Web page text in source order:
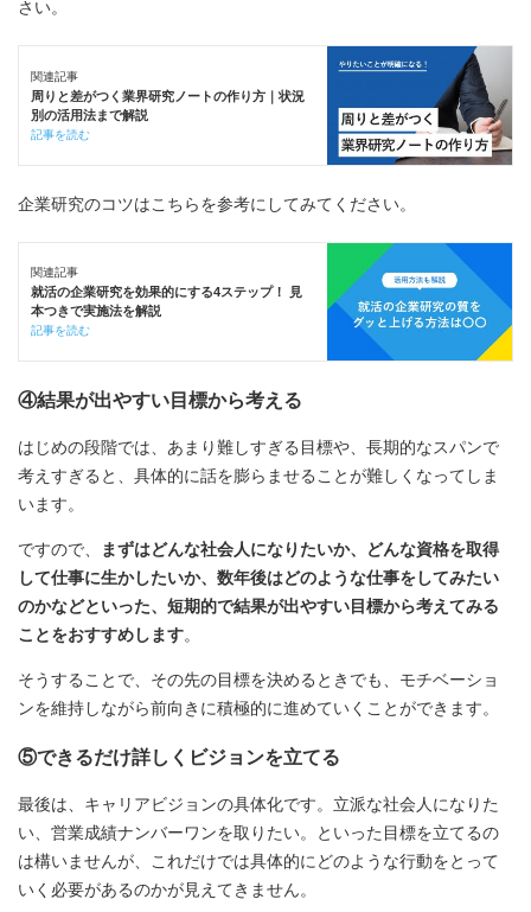
さい。
関連記事
周りと差がつく業界研究ノートの作り方｜状況
別の活用法まで解説
記事を読む
企業研究のコツはこちらを参考にしてみてください。
関連記事
就活の企業研究を効果的にする4ステップ！ 見
本つきで実施法を解説
記事を読む
④結果が出やすい目標から考える
はじめの段階では、あまり難しすぎる目標や、長期的なスパンで
考えすぎると、具体的に話を膨らませることが難しくなってしま
います。
ですので、
まずはどんな社会人になりたいか、どんな資格を取得
して仕事に生かしたいか、数年後はどのような仕事をしてみたい
のかなどといった、短期的で結果が出やすい目標から考えてみる
ことをおすすめします。
そうすることで、その先の目標を決めるときでも、モチベーショ
ンを維持しながら前向きに積極的に進めていくことができます。
⑤できるだけ詳しくビジョンを立てる
最後は、キャリアビジョンの具体化です。立派な社会人になりた
い、営業成績ナンバーワンを取りたい。といった目標を立てるの
は構いませんが、これだけでは具体的にどのような行動をとって
いく必要があるのかが見えてきません。